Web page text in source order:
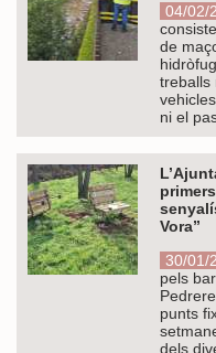
04/02/
de
treballs
ni el
Vora”
30/01/
pels
punts
dels